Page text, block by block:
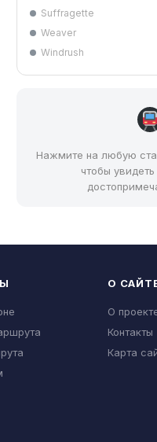
Suffragette
Weaver
Windrush
Нажмите на любую
чтобы
О
О
Контакты
Карта